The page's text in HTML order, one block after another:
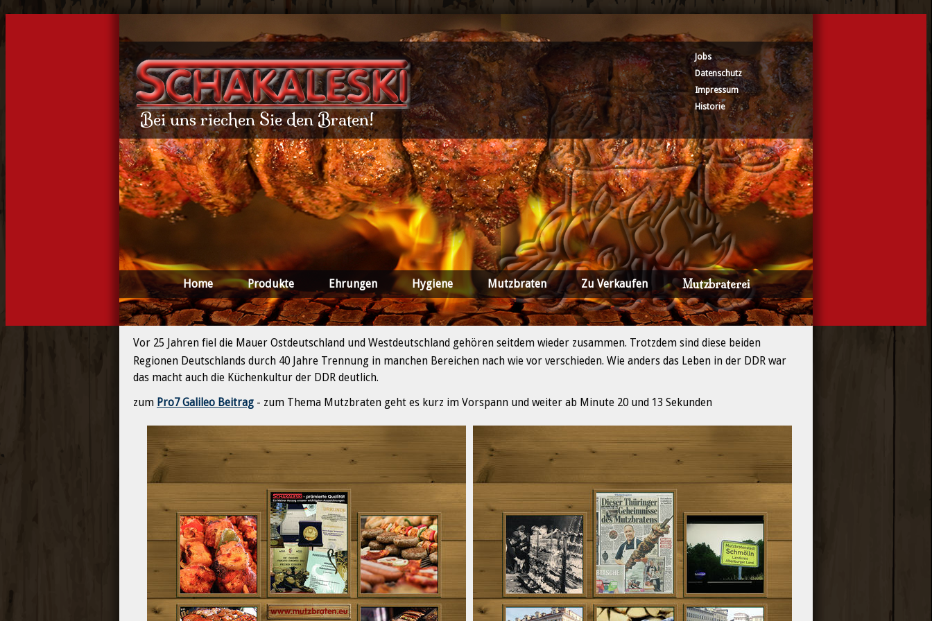
Bei uns riechen Sie den Braten!
Jobs
Datenschutz
Impressum
Historie
Home Produkte Ehrungen Hygiene Mutzbraten Zu Verkaufen Mutzbraterei
Vor 25 Jahren fiel die Mauer Ostdeutschland und Westdeutschland gehören seitdem wieder zusammen. Trotzdem sind diese beiden
Regionen Deutschlands durch 40 Jahre Trennung in manchen Bereichen nach wie vor verschieden. Wie anders das Leben in der DDR war 
das macht auch die Küchenkultur der DDR deutlich.
zum Pro7 Galileo Beitrag - zum Thema Mutzbraten geht es kurz im Vorspann und weiter ab Minute 20 und 13 Sekunden